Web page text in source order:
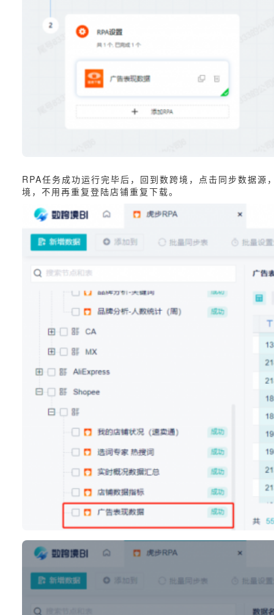
RPA任务成功运行完毕后，回到数跨境，点击同步数据
境，不用再重复登陆店铺重复下载。